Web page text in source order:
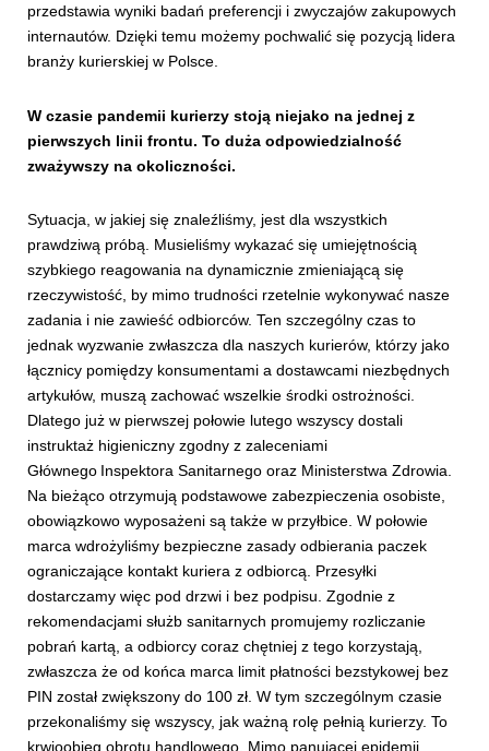
przedstawia wyniki badań preferencji i zwyczajów zakupowych
internautów. Dzięki temu możemy pochwalić się pozycją lidera
branży kurierskiej w Polsce.
W czasie pandemii kurierzy stoją niejako na jednej z
pierwszych linii frontu. To duża odpowiedzialność
zważywszy na okoliczności.
Sytuacja, w jakiej się znaleźliśmy, jest dla wszystkich
prawdziwą próbą. Musieliśmy wykazać się umiejętnością
szybkiego reagowania na dynamicznie zmieniającą się
rzeczywistość, by mimo trudności rzetelnie wykonywać nasze
zadania i nie zawieść odbiorców. Ten szczególny czas to
jednak wyzwanie zwłaszcza dla naszych kurierów, którzy jako
łącznicy pomiędzy konsumentami a dostawcami niezbędnych
artykułów, muszą zachować wszelkie środki ostrożności.
Dlatego już w pierwszej połowie lutego wszyscy dostali
instruktaż higieniczny zgodny z zaleceniami
Głównego Inspektora Sanitarnego oraz Ministerstwa Zdrowia.
Na bieżąco otrzymują podstawowe zabezpieczenia osobiste,
obowiązkowo wyposażeni są także w przyłbice. W połowie
marca wdrożyliśmy bezpieczne zasady odbierania paczek
ograniczające kontakt kuriera z odbiorcą. Przesyłki
dostarczamy więc pod drzwi i bez podpisu. Zgodnie z
rekomendacjami służb sanitarnych promujemy rozliczanie
pobrań kartą, a odbiorcy coraz chętniej z tego korzystają,
zwłaszcza że od końca marca limit płatności bezstykowej bez
PIN został zwiększony do 100 zł. W tym szczególnym czasie
przekonaliśmy się wszyscy, jak ważną rolę pełnią kurierzy. To
krwioobieg obrotu handlowego. Mimo panującej epidemii